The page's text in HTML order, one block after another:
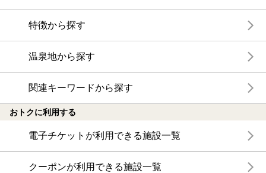
特徴から探す
温泉地から探す
関連キーワードから探す
おトクに利用する
電子チケットが利用できる施設一覧
クーポンが利用できる施設一覧